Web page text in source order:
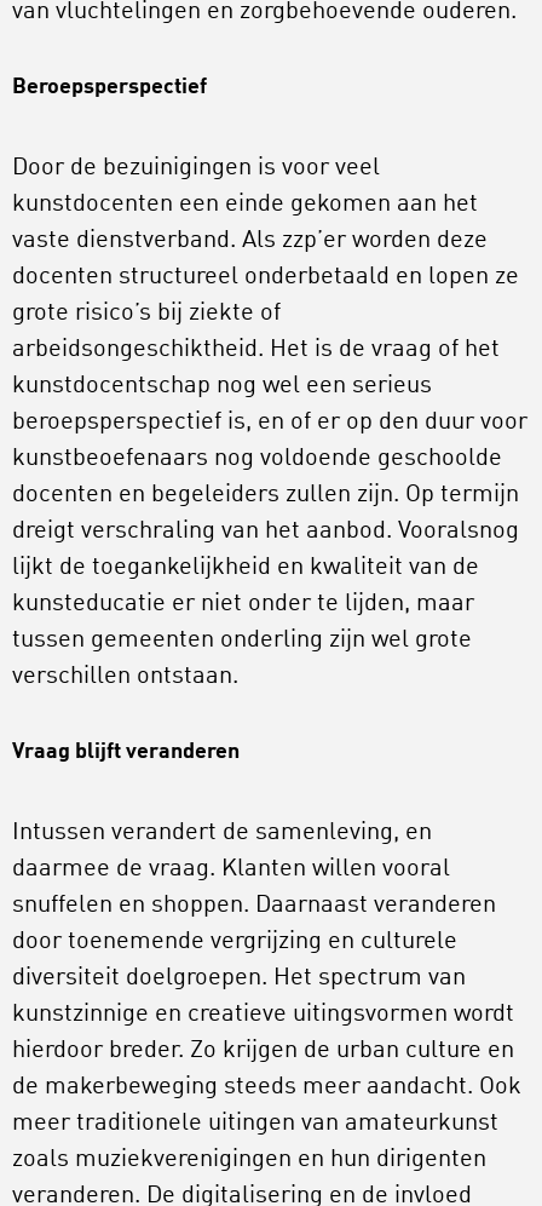
van vluchtelingen en zorgbehoevende ouderen.
Beroepsperspectief
Door de bezuinigingen is voor veel
kunstdocenten een einde gekomen aan het
vaste dienstverband. Als zzp’er worden deze
docenten structureel onderbetaald en lopen ze
grote risico’s bij ziekte of
arbeidsongeschiktheid. Het is de vraag of het
kunstdocentschap nog wel een serieus
beroepsperspectief is, en of er op den duur voor
kunstbeoefenaars nog voldoende geschoolde
docenten en begeleiders zullen zijn. Op termijn
dreigt verschraling van het aanbod. Vooralsnog
lijkt de toegankelijkheid en kwaliteit van de
kunsteducatie er niet onder te lijden, maar
tussen gemeenten onderling zijn wel grote
verschillen ontstaan.
Vraag blijft veranderen
Intussen verandert de samenleving, en
daarmee de vraag. Klanten willen vooral
snuffelen en shoppen. Daarnaast veranderen
door toenemende vergrijzing en culturele
diversiteit doelgroepen. Het spectrum van
kunstzinnige en creatieve uitingsvormen wordt
hierdoor breder. Zo krijgen de urban culture en
de makerbeweging steeds meer aandacht. Ook
meer traditionele uitingen van amateurkunst
zoals muziekverenigingen en hun dirigenten
veranderen. De digitalisering en de invloed